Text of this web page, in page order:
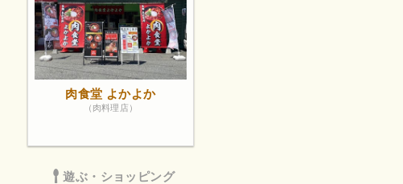
肉食堂 よかよか
（肉料理店）
遊ぶ・ショッピング